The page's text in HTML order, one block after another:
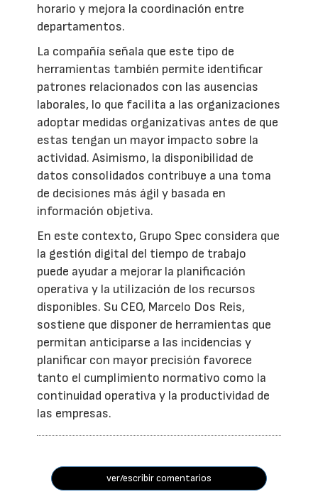
horario y mejora la coordinación entre
departamentos.
La compañía señala que este tipo de
herramientas también permite identificar
patrones relacionados con las ausencias
laborales, lo que facilita a las organizaciones
adoptar medidas organizativas antes de que
estas tengan un mayor impacto sobre la
actividad. Asimismo, la disponibilidad de
datos consolidados contribuye a una toma
de decisiones más ágil y basada en
información objetiva.
En este contexto, Grupo Spec considera que
la gestión digital del tiempo de trabajo
puede ayudar a mejorar la planificación
operativa y la utilización de los recursos
disponibles. Su CEO, Marcelo Dos Reis,
sostiene que disponer de herramientas que
permitan anticiparse a las incidencias y
planificar con mayor precisión favorece
tanto el cumplimiento normativo como la
continuidad operativa y la productividad de
las empresas.
ver/escribir comentarios